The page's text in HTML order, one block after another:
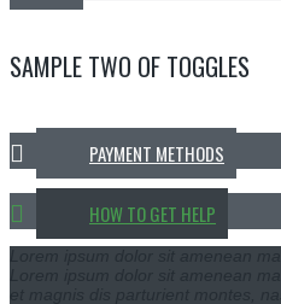
SAMPLE TWO OF TOGGLES
PAYMENT METHODS
HOW TO GET HELP